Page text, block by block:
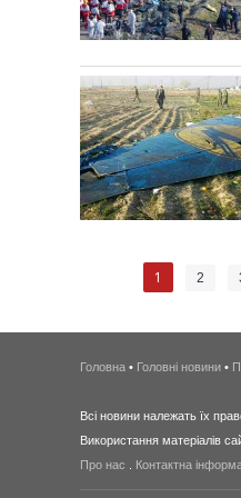
1 2
Головна • Головні новини •
Всі новини належать їх
Використання матеріалів
Про нас
Контактна